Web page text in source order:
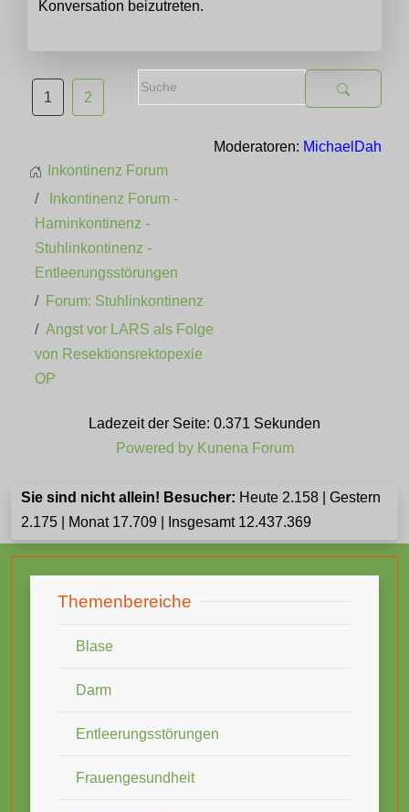
Konversation beizutreten.
1 2
Moderatoren: MichaelDah
Inkontinenz Forum
Inkontinenz Forum -
Harninkontinenz -
Stuhlinkontinenz -
Entleerungsstörungen
Forum: Stuhlinkontinenz
Angst vor LARS als Folge
von Resektionsrektopexie
OP
Ladezeit der Seite: 0.371 Sekunden
Powered by Kunena Forum
Sie sind nicht allein! Besucher: Heute 2.158 | Gestern
2.175 | Monat 17.709 | Insgesamt 12.437.369
Themenbereiche
Blase
Darm
Entleerungsstörungen
Frauengesundheit